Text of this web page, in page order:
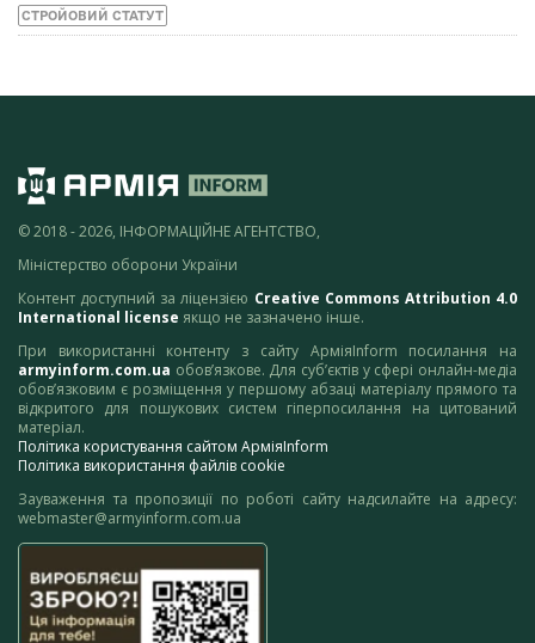
СТРОЙОВИЙ СТАТУТ
© 2018 - 2026, ІНФОРМАЦІЙНЕ АГЕНТСТВО,
Міністерство оборони України
Контент доступний за ліцензією Creative Commons Attribution 4.0
International license якщо не зазначено інше.
При використанні контенту з сайту АрміяInform посилання на
armyinform.com.ua обов’язкове. Для суб’єктів у сфері онлайн-медіа
обов’язковим є розміщення у першому абзаці матеріалу прямого та
відкритого для пошукових систем гіперпосилання на цитований
матеріал.
Політика користування сайтом АрміяInform
Політика використання файлів cookie
Зауваження та пропозиції по роботі сайту надсилайте на адресу:
webmaster@armyinform.com.ua